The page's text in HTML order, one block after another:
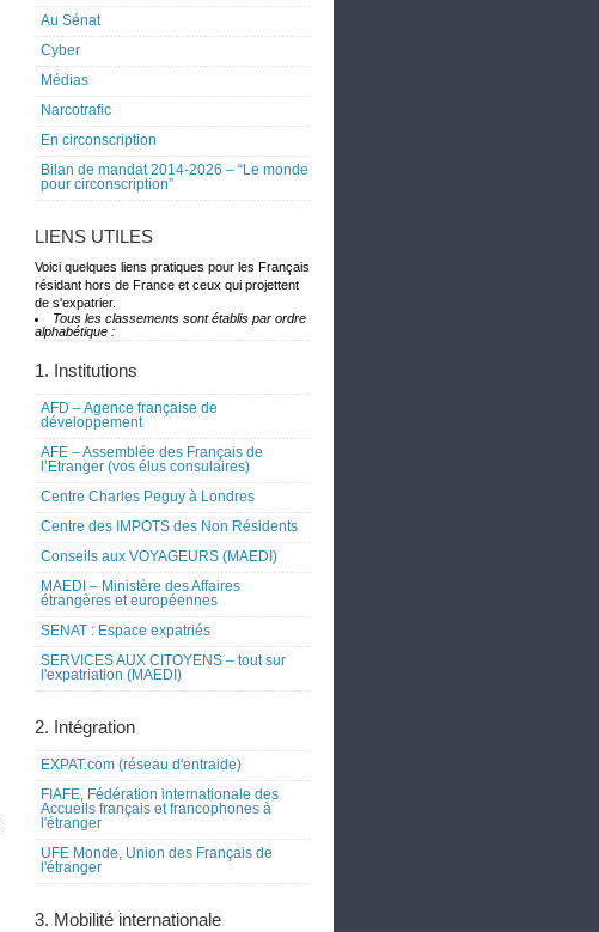
Au Sénat
Cyber
Médias
Narcotrafic
En circonscription
Bilan de mandat 2014-2026 – “Le monde
pour circonscription”
LIENS UTILES
Voici quelques liens pratiques pour les Français
résidant hors de France et ceux qui projettent
de s'expatrier.
Tous les classements sont établis par ordre
alphabétique :
1. Institutions
AFD – Agence française de
développement
AFE – Assemblée des Français de
l’Etranger (vos élus consulaires)
Centre Charles Peguy à Londres
Centre des IMPOTS des Non Résidents
Conseils aux VOYAGEURS (MAEDI)
MAEDI – Ministère des Affaires
étrangères et européennes
SENAT : Espace expatriés
SERVICES AUX CITOYENS – tout sur
l'expatriation (MAEDI)
2. Intégration
EXPAT.com (réseau d'entraide)
FIAFE, Fédération internationale des
Accueils français et francophones à
l'étranger
UFE Monde, Union des Français de
l'étranger
3. Mobilité internationale